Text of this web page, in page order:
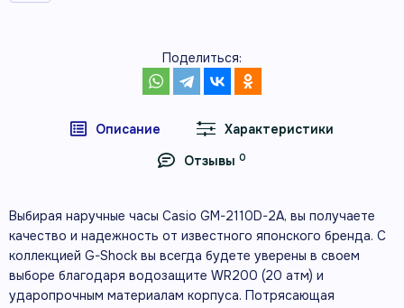
Поделиться:
Описание
Характеристики
Отзывы 0
Выбирая наручные часы Casio GM-2110D-2A, вы получаете
качество и надежность от известного японского бренда. С
коллекцией G-Shock вы всегда будете уверены в своем
выборе благодаря водозащите WR200 (20 атм) и
ударопрочным материалам корпуса. Потрясающая